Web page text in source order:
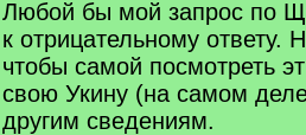
Любой бы мой запрос по
к отрицательному ответу.
чтобы самой посмотреть
свою Укину (на самом
другим сведениям.